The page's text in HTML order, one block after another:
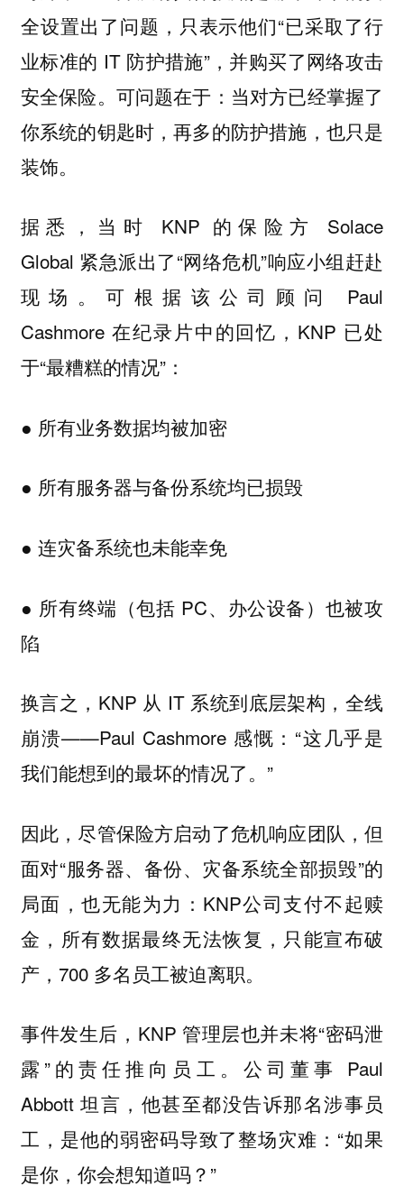
全设置出了问题，只表示他们“已采取了行
业标准的 IT 防护措施”，并购买了网络攻击
安全保险。可问题在于：当对方已经掌握了
你系统的钥匙时，再多的防护措施，也只是
装饰。
据悉，当时 KNP 的保险方 Solace
Global 紧急派出了“网络危机”响应小组赶赴
现场。可根据该公司顾问 Paul
Cashmore 在纪录片中的回忆，KNP 已处
于“最糟糕的情况”：
● 所有业务数据均被加密
● 所有服务器与备份系统均已损毁
● 连灾备系统也未能幸免
● 所有终端（包括 PC、办公设备）也被攻
陷
换言之，KNP 从 IT 系统到底层架构，全线
崩溃——Paul Cashmore 感慨：“这几乎是
我们能想到的最坏的情况了。”
因此，尽管保险方启动了危机响应团队，但
面对“服务器、备份、灾备系统全部损毁”的
局面，也无能为力：KNP公司支付不起赎
金，所有数据最终无法恢复，只能宣布破
产，700 多名员工被迫离职。
事件发生后，KNP 管理层也并未将“密码泄
露”的责任推向员工。公司董事 Paul
Abbott 坦言，他甚至都没告诉那名涉事员
工，是他的弱密码导致了整场灾难：“如果
是你，你会想知道吗？”